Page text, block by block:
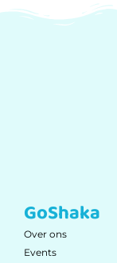
GoShaka
Over ons
Events